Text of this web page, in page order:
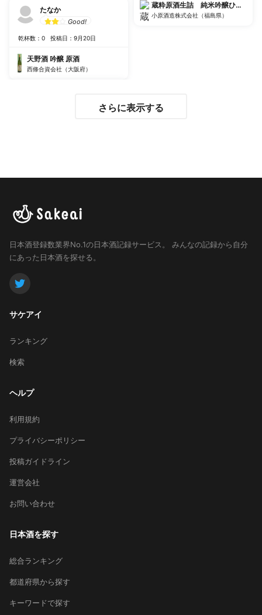
たなか
Good!
乾杯数：0 投稿日：9月20日
天野酒 吟醸 原酒
西條合資会社（大阪府）
蔵粋原酒生詰 純米吟醸ひやおろ
小原酒造株式会社（福島県）
さらに表示する
日本酒登録数業界No.1の日本酒記録サービス。
みんなの記録から自分
にあった日本酒を探せる。
サケアイ
ランキング
検索
ヘルプ
利用規約
プライバシーポリシー
投稿ガイドライン
運営会社
お問い合わせ
日本酒を探す
総合ランキング
都道府県から探す
キーワードで探す